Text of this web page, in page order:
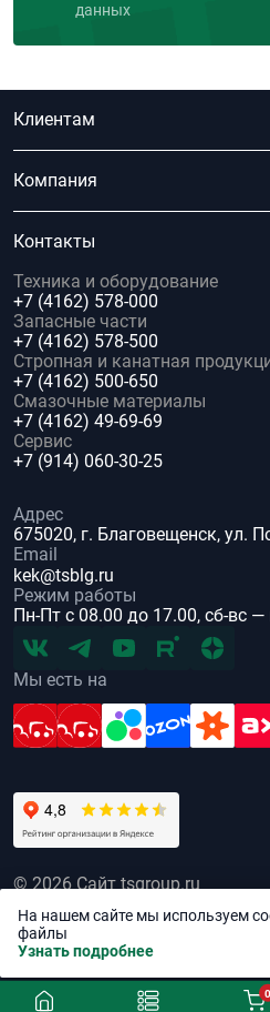
данных
Клиентам
Компания
Контакты
Техника и оборудование
+7 (4162) 578-000
Запасные части
+7 (4162) 578-500
Стропная и канатная
+7 (4162) 500-650
Смазочные материалы
+7 (4162) 49-69-69
Сервис
+7 (914) 060-30-25
Адрес
675020, г. Благовещенск, ул.
Email
kek@tsblg.ru
Режим работы
Пн-Пт с 08.00 до 17.00, сб-вс
Мы есть на
© 2026 Сайт tsgroup.ru
Все права защищены
Политика обработки
На нашем сайте мы используем
файлы
Узнать подробнее
0